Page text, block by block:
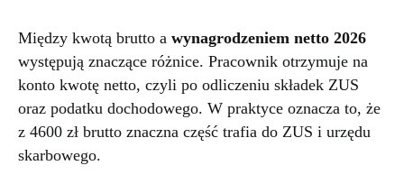
Między kwotą brutto a wynagrodzeniem netto 2026
występują znaczące różnice. Pracownik otrzymuje na
konto kwotę netto, czyli po odliczeniu składek ZUS
oraz podatku dochodowego. W praktyce oznacza to, że
z 4600 zł brutto znaczna część trafia do ZUS i urzędu
skarbowego.